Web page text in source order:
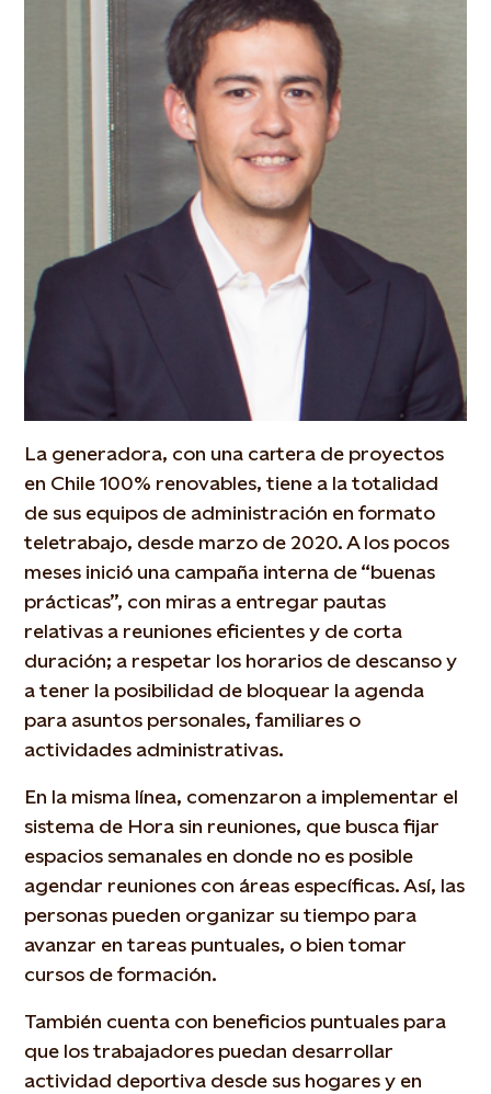
La generadora, con una cartera de proyectos
en Chile 100% renovables, tiene a la totalidad
de sus equipos de administración en formato
teletrabajo, desde marzo de 2020. A los pocos
meses inició una campaña interna de “buenas
prácticas”, con miras a entregar pautas
relativas a reuniones eficientes y de corta
duración; a respetar los horarios de descanso y
a tener la posibilidad de bloquear la agenda
para asuntos personales, familiares o
actividades administrativas.
En la misma línea, comenzaron a implementar el
sistema de Hora sin reuniones, que busca fijar
espacios semanales en donde no es posible
agendar reuniones con áreas específicas. Así, las
personas pueden organizar su tiempo para
avanzar en tareas puntuales, o bien tomar
cursos de formación.
También cuenta con beneficios puntuales para
que los trabajadores puedan desarrollar
actividad deportiva desde sus hogares y en